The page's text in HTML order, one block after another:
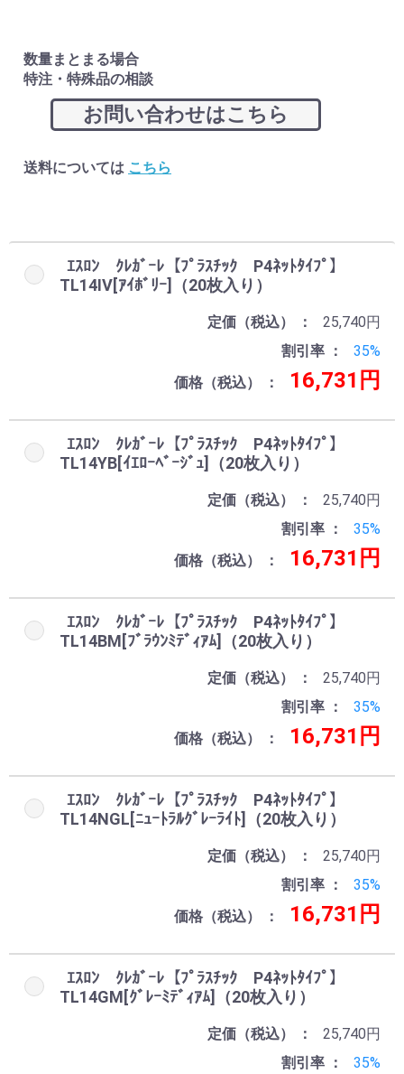
数量まとまる場合
特注・特殊品の相談
お問い合わせはこちら
送料については こちら
ｴｽﾛﾝ ｸﾚｶﾞｰﾚ【ﾌﾟﾗｽﾁｯｸ P4ﾈｯﾄﾀｲﾌﾟ】
TL14IV[ｱｲﾎﾞﾘｰ]（20枚入り）
定価（税込）
25,740円
割引率
35%
価格（税込）
16,731円
ｴｽﾛﾝ ｸﾚｶﾞｰﾚ【ﾌﾟﾗｽﾁｯｸ P4ﾈｯﾄﾀｲﾌﾟ】
TL14YB[ｲｴﾛｰﾍﾞｰｼﾞｭ]（20枚入り）
定価（税込）
25,740円
割引率
35%
価格（税込）
16,731円
ｴｽﾛﾝ ｸﾚｶﾞｰﾚ【ﾌﾟﾗｽﾁｯｸ P4ﾈｯﾄﾀｲﾌﾟ】
TL14BM[ﾌﾞﾗｳﾝﾐﾃﾞｨｱﾑ]（20枚入り）
定価（税込）
25,740円
割引率
35%
価格（税込）
16,731円
ｴｽﾛﾝ ｸﾚｶﾞｰﾚ【ﾌﾟﾗｽﾁｯｸ P4ﾈｯﾄﾀｲﾌﾟ】
TL14NGL[ﾆｭｰﾄﾗﾙｸﾞﾚｰﾗｲﾄ]（20枚入り）
定価（税込）
25,740円
割引率
35%
価格（税込）
16,731円
ｴｽﾛﾝ ｸﾚｶﾞｰﾚ【ﾌﾟﾗｽﾁｯｸ P4ﾈｯﾄﾀｲﾌﾟ】
TL14GM[ｸﾞﾚｰﾐﾃﾞｨｱﾑ]（20枚入り）
定価（税込）
25,740円
割引率
35%